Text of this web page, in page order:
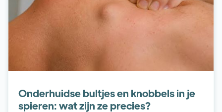
Onderhuidse bultjes en knobbels in je
spieren: wat zijn ze precies?